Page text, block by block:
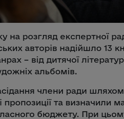
на розгляд експертної
авторів надійшло 13
– від дитячої
альбомів.
члени ради
пропозиції та визначили
бюджету. При